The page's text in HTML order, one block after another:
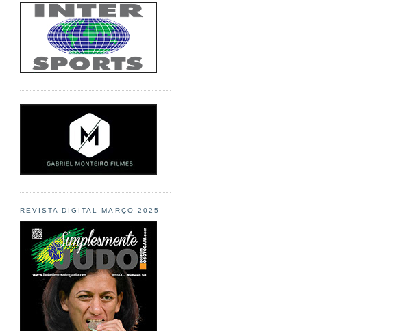
REVISTA DIGITAL MARÇO 2025